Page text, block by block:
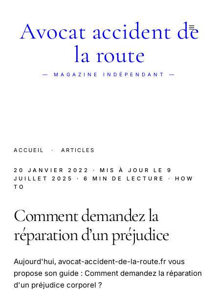
Avocat accident de
la route
— MAGAZINE INDÉPENDANT —
ACCUEIL · ARTICLES
20 JANVIER 2022 · MIS À JOUR LE 9
JUILLET 2025
· 6 MIN DE LECTURE
· HOW
TO
Comment demandez la
réparation d’un préjudice
Aujourd'hui, avocat-accident-de-la-route.fr vous
propose son guide : Comment demandez la réparation
d'un préjudice corporel ?